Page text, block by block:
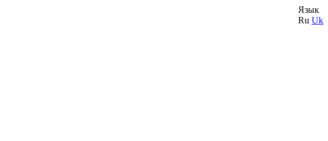
Язык
Ru Uk